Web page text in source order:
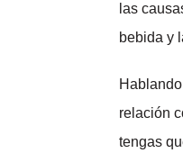
las
bebida y
relación
tengas